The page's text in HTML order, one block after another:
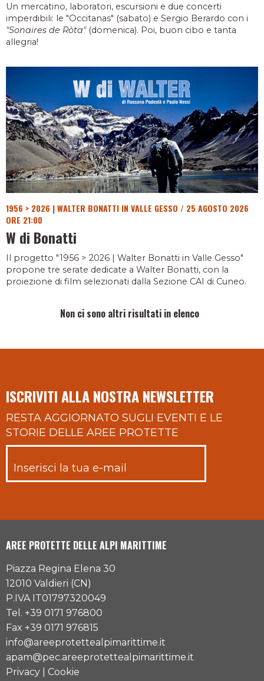
Un mercatino, laboratori, escursioni e due concerti
imperdibili: le "Occitanas" (sabato) e Sergio Berardo con i
"Sonaires de Ròta"(domenica). Poi, buon cibo e tanta
allegria!
1956 > 2026 | WALTER BONATTI IN VALLE GESSO / 25 AGOSTO 2026
ORE 21:00
W di Bonatti
Il progetto "1956 > 2026 | Walter Bonatti in Valle Gesso"
propone tre serate dedicate a Walter Bonatti, con la
proiezione di film selezionati dalla Sezione CAI di Cuneo.
Non ci sono altri risultati in elenco
ISCRIVITI ALLA NOSTRA NEWSLETTER
RESTA AGGIORNATO SUGLI EVENTI E LE
STORIE DELLE AREE PROTETTE
AREE PROTETTE DELLE ALPI MARITTIME
Piazza Regina Elena 30
12010 Valdieri (CN)
P.IVA IT01797320049
Tel. +39 0171 976800
Fax +39 0171 976815
info@areeprotettealpimarittime.it
apam@pec.areeprotettealpimarittime.it
Privacy
Cookie